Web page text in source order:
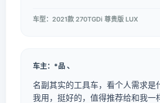
车型：2021款 270TGDi 尊贵版 LUX
车主：*品 、
名副其实的工具车，看个人需求是
我用，挺好的，值得推荐给和我一